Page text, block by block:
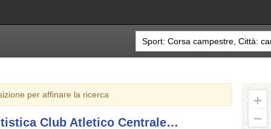
per affinare la ricerca
Club Atletico Centrale…